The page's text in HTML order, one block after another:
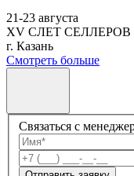
21-23 августа
XV СЛЕТ СЕЛЛЕРОВ
г. Казань
Смотреть больше
Связаться с